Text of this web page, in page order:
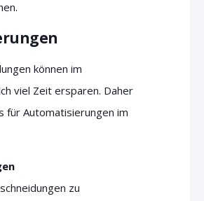
können im
viel Zeit ersparen. Daher
für Automatisierungen im
zu